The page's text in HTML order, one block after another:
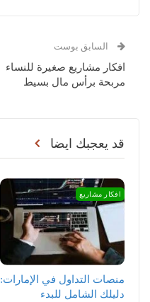
السابق بوست
افكار مشاريع صغيرة للنساء
مربحة برأس مال بسيط
قد يعجبك ايضا
افكار مشاريع
منصات التداول في الإمارات:
دليلك الشامل للبدء